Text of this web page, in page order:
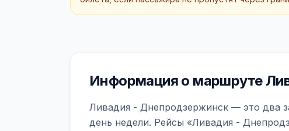
Информация о маршруте
Ливадия - Днепродзержинск — это два
день недели. Рейсы «Ливадия -